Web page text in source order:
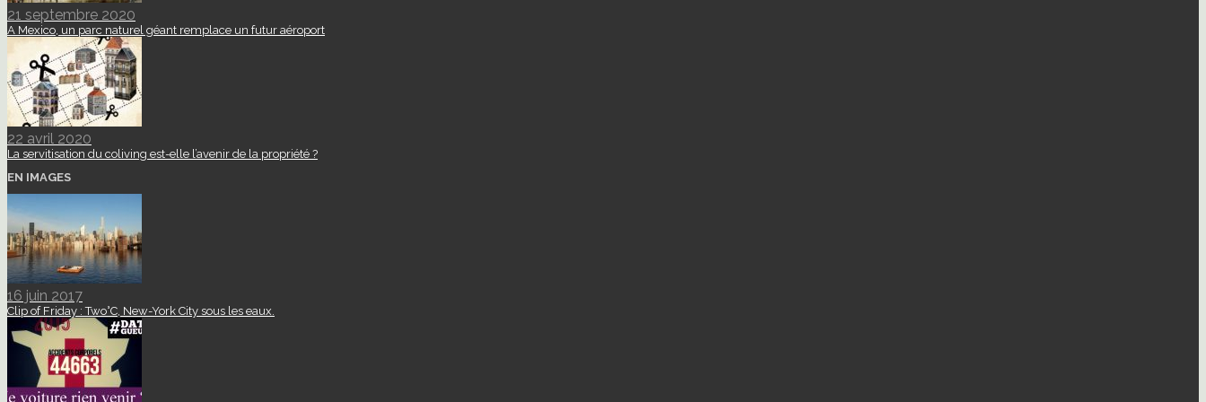
21 septembre 2020
A Mexico, un parc naturel géant remplace un futur aéroport
22 avril 2020
La servitisation du coliving est-elle l’avenir de la propriété ?
EN IMAGES
16 juin 2017
Clip of Friday : Two°C, New-York City sous les eaux.